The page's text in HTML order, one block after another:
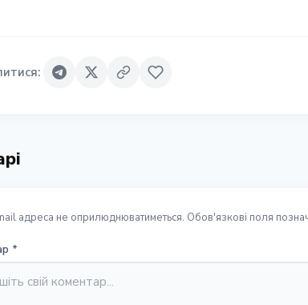
:
адреса не оприлюднюватиметься. Обов'язкові поля
*